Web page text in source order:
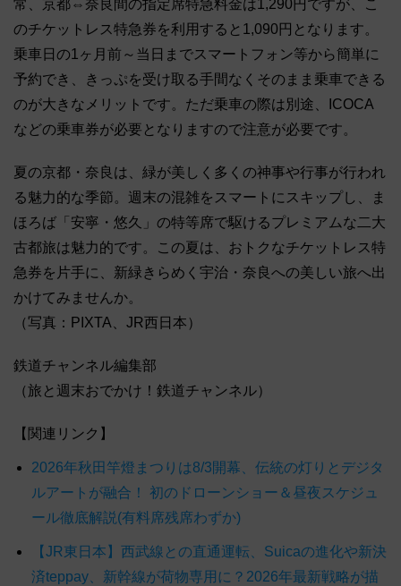
常、京都⇔奈良間の指定席特急料金は1,290円ですが、こ
のチケットレス特急券を利用すると1,090円となります。
乗車日の1ヶ月前～当日までスマートフォン等から簡単に
予約でき、きっぷを受け取る手間なくそのまま乗車できる
のが大きなメリットです。ただ乗車の際は別途、ICOCA
などの乗車券が必要となりますので注意が必要です。
夏の京都・奈良は、緑が美しく多くの神事や行事が行われ
る魅力的な季節。週末の混雑をスマートにスキップし、ま
ほろば「安寧・悠久」の特等席で駆けるプレミアムな二大
古都旅は魅力的です。この夏は、おトクなチケットレス特
急券を片手に、新緑きらめく宇治・奈良への美しい旅へ出
かけてみませんか。
（写真：PIXTA、JR西日本）
鉄道チャンネル編集部
（旅と週末おでかけ！鉄道チャンネル）
【関連リンク】
2026年秋田竿燈まつりは8/3開幕、伝統の灯りとデジタ
ルアートが融合！ 初のドローンショー＆昼夜スケジュ
ール徹底解説(有料席残席わずか)
【JR東日本】西武線との直通運転、Suicaの進化や新決
済teppay、新幹線が荷物専用に？2026年最新戦略が描